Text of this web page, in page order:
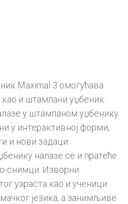
Maximal 3 омогућава
и штампани уџбеник.
у штампаном уџбенику
у интерактивној форми,
и нови задаци.
налазе се и пратеће
снимци. Изворни
узраста као и ученици
језика, а занимљиве